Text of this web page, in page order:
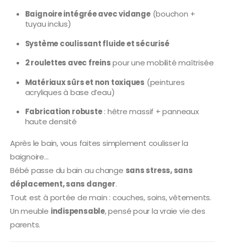
Baignoire intégrée avec vidange(bouchon +
tuyau inclus)
Système coulissant fluide et sécurisé
2 roulettes avec freinspour une mobilité maîtrisée
Matériaux sûrs et non toxiques (peintures
acryliques à base d’eau)
Fabrication robuste: hêtre massif + panneaux
haute densité
Après le bain, vous faites simplement coulisser la
baignoire…
Bébé passe du bain au change sans stress, sans
déplacement, sans danger.
Tout est à portée de main : couches, soins, vêtements.
Un meuble indispensable, pensé pour la vraie vie des
parents.